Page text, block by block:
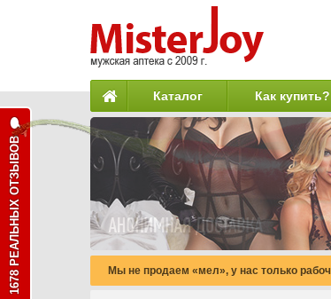
Каталог Как купить?
Мы не продаем «мел», у нас только
1678 РЕАЛЬНЫХ ОТЗЫВОВ